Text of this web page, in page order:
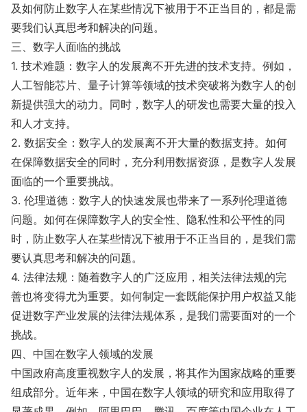
及如何防止数字人在某些情况下被用于不正当目的，都是需
要我们认真思考和解决的问题。
三、数字人面临的挑战
1. 技术难题：数字人的发展离不开先进的技术支持。例如，
人工智能芯片、量子计算等领域的技术突破将为数字人的创
新提供强大的动力。同时，数字人的研发也需要大量的投入
和人才支持。
2. 数据安全：数字人的发展离不开大量的数据支持。如何
在保障数据安全的同时，充分利用数据资源，是数字人发展
面临的一个重要挑战。
3. 伦理道德：数字人的快速发展也带来了一系列伦理道德
问题。如何在保障数字人的安全性、隐私性和公平性的同
时，防止数字人在某些情况下被用于不正当目的，是我们需
要认真思考和解决的问题。
4. 法律法规：随着数字人的广泛应用，相关法律法规的完
善也将变得尤为重要。如何制定一套既能保护用户权益又能
促进数字产业发展的法律法规体系，是我们需要面对的一个
挑战。
四、中国在数字人领域的发展
中国政府高度重视数字人的发展，将其作为国家战略的重要
组成部分。近年来，中国在数字人领域的研究和应用取得了